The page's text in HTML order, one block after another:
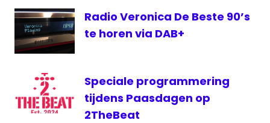
Joe
70's
Joe
Sven
en
Anke
Radio Veronica De Beste 90’s
te horen via DAB+
Speciale programmering
tijdens Paasdagen op
2TheBeat